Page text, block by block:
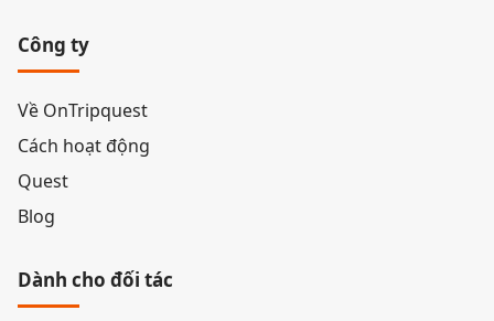
Công ty
Về OnTripquest
Cách hoạt động
Quest
Blog
Dành cho đối tác